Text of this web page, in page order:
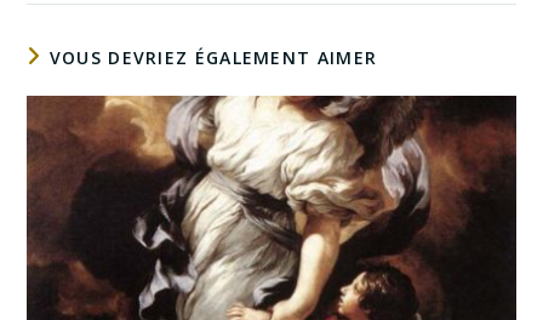
VOUS DEVRIEZ ÉGALEMENT AIMER